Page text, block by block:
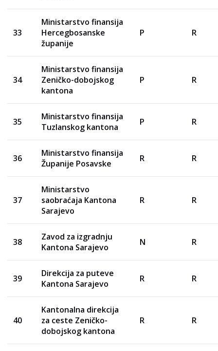
33
Ministarstvo finansija
Hercegbosanske
županije
P R
34
Ministarstvo finansija
Zeničko-dobojskog
kantona
P R
35
Ministarstvo finansija
Tuzlanskog kantona
P R
36
Ministarstvo finansija
Županije Posavske
R R
37
Ministarstvo
saobraćaja Kantona
Sarajevo
R R
38
Zavod za izgradnju
Kantona Sarajevo
N R
39
Direkcija za puteve
Kantona Sarajevo
R R
40
Kantonalna direkcija
za ceste Zeničko-
dobojskog kantona
R R